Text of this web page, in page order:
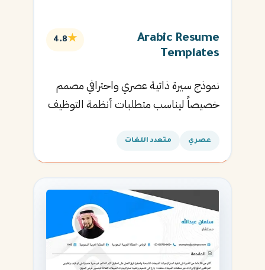
Arabic Resume
Templates
★
4.8
نموذج سيرة ذاتية عصري واحترافي مصمم
خصيصاً ليناسب متطلبات أنظمة التوظيف
القادمة.
عصري متعدد اللغات